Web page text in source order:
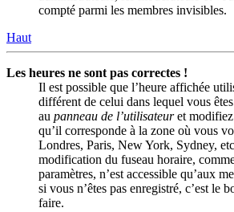
compté parmi les membres invisibles.
Haut
Les heures ne sont pas correctes !
Il est possible que l’heure affichée
différent de celui dans lequel vous
au panneau de l’utilisateuret modifiez
qu’il corresponde à la zone où vous
Londres, Paris, New York, Sydney,
modification du fuseau horaire,
paramètres, n’est accessible qu’aux
si vous n’êtes pas enregistré, c’est le
faire.